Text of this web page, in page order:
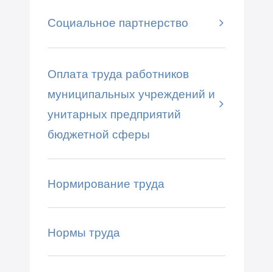
Социальное партнерство
Оплата труда работников
муниципальных учреждений и
унитарных предприятий
бюджетной сферы
Нормирование труда
Нормы труда